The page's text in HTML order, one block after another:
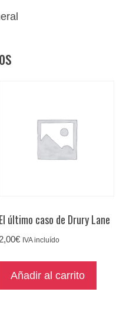
El último caso de Drury Lane
2,00€ IVA incluído
Añadir al carrito